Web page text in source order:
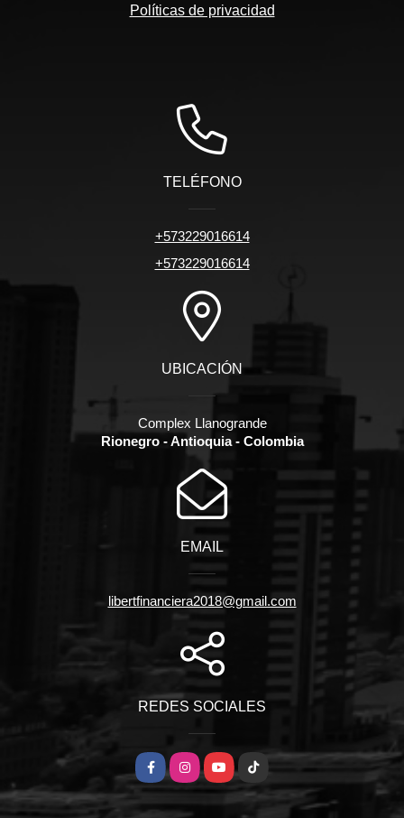
Políticas de privacidad
TELÉFONO
+573229016614
+573229016614
UBICACIÓN
Complex Llanogrande
Rionegro - Antioquia - Colombia
EMAIL
libertfinanciera2018@gmail.com
REDES SOCIALES
FacebookInstagramYouTube
TikTok